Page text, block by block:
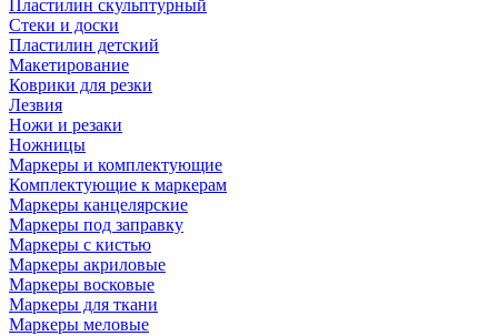
Пластилин скульптурный
Стеки и доски
Пластилин детский
Макетирование
Коврики для резки
Лезвия
Ножи и резаки
Ножницы
Маркеры и комплектующие
Комплектующие к маркерам
Маркеры канцелярские
Маркеры под заправку
Маркеры с кистью
Маркеры акриловые
Маркеры восковые
Маркеры для ткани
Маркеры меловые